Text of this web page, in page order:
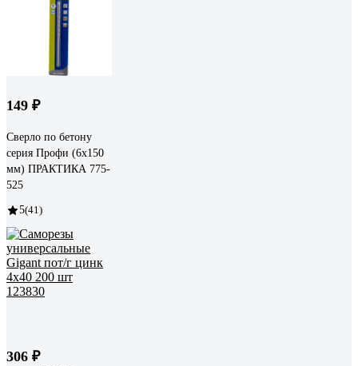
149 ₽
Сверло по бетону
серия Профи (6х150
мм) ПРАКТИКА 775-
525
5(41)
306 ₽